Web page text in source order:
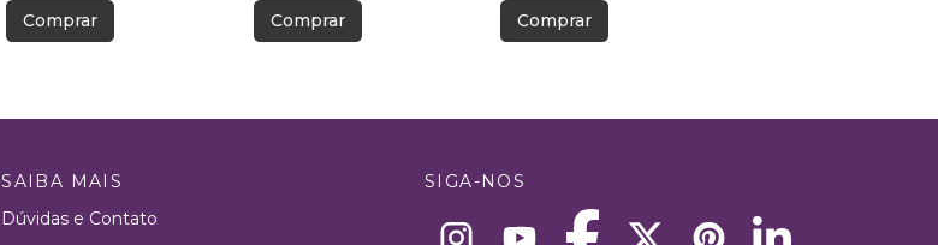
Comprar
Comprar
Comprar
SAIBA MAIS
Dúvidas e Contato
SIGA-NOS